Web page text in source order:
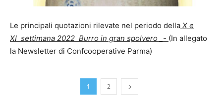
Le principali quotazioni rilevate nel periodo della X e
XI settimana 2022 Burro in gran spolvero _- (In allegato
la Newsletter di Confcooperative Parma)
1 2